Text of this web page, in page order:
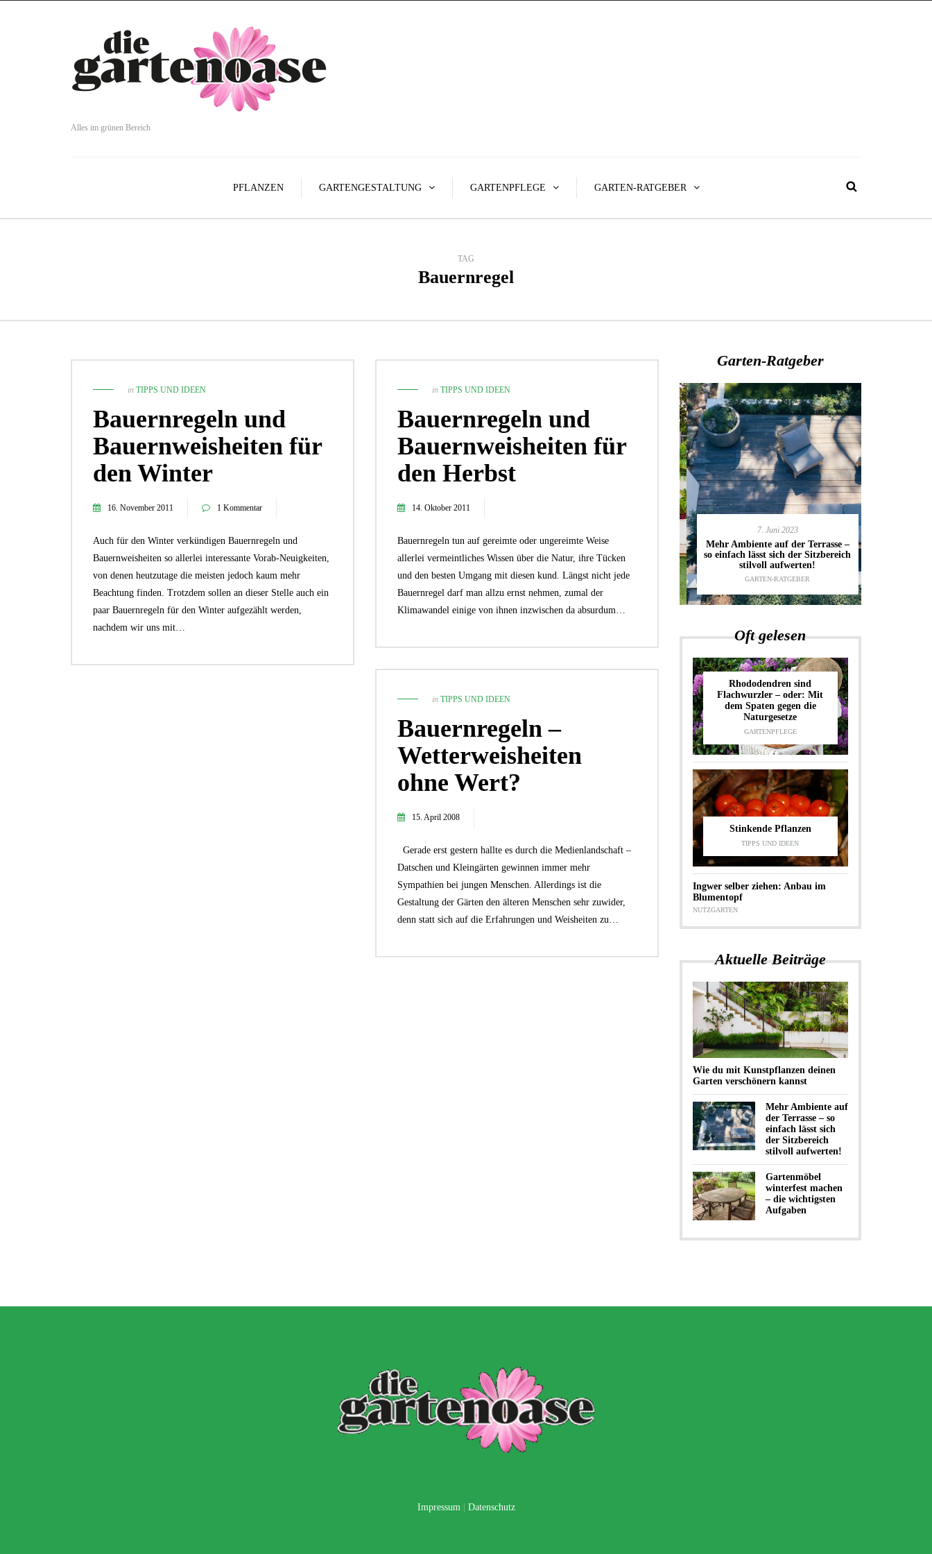
Alles im grünen Bereich
PFLANZEN GARTENGESTALTUNG GARTENPFLEGE GARTEN-RATGEBER
TAG
Bauernregel
in TIPPS UND IDEEN
Bauernregeln und
Bauernweisheiten für
den Winter
16. November 2011 1 Kommentar
Auch für den Winter verkündigen Bauernregeln und
Bauernweisheiten so allerlei interessante Vorab-Neuigkeiten,
von denen heutzutage die meisten jedoch kaum mehr
Beachtung finden. Trotzdem sollen an dieser Stelle auch ein
paar Bauernregeln für den Winter aufgezählt werden,
nachdem wir uns mit…
in TIPPS UND IDEEN
Bauernregeln und
Bauernweisheiten für
den Herbst
14. Oktober 2011
Bauernregeln tun auf gereimte oder ungereimte Weise
allerlei vermeintliches Wissen über die Natur, ihre Tücken
und den besten Umgang mit diesen kund. Längst nicht jede
Bauernregel darf man allzu ernst nehmen, zumal der
Klimawandel einige von ihnen inzwischen da absurdum…
in TIPPS UND IDEEN
Bauernregeln –
Wetterweisheiten
ohne Wert?
15. April 2008
Gerade erst gestern hallte es durch die Medienlandschaft –
Datschen und Kleingärten gewinnen immer mehr
Sympathien bei jungen Menschen. Allerdings ist die
Gestaltung der Gärten den älteren Menschen sehr zuwider,
denn statt sich auf die Erfahrungen und Weisheiten zu…
Garten-Ratgeber
1. November 2021
Die 5 besten Zimmerpflanzen für
TIPPS UND IDEEN
29. April 2019
9 Tipps: So wird die Gartenparty
TIPPS UND IDEEN
Wie du mit Kunstpflanzen deinen
Garten verschönern kannst
GARTEN-RATGEBER,GARTENGESTALTUNG
PFLANZEN,TIPPS UND IDEEN
7. Juni 2023
Mehr Ambiente auf der Terrasse –
so einfach lässt sich der Sitzbereich
stilvoll aufwerten!
GARTEN-RATGEBER
Oft gelesen
Rhododendren sind
Flachwurzler – oder: Mit
dem Spaten gegen die
Naturgesetze
GARTENPFLEGE
Stinkende Pflanzen
TIPPS UND IDEEN
Ingwer selber ziehen: Anbau im
Blumentopf
NUTZGARTEN
Aktuelle Beiträge
Wie du mit Kunstpflanzen deinen
Garten verschönern kannst
Mehr Ambiente auf
der Terrasse – so
einfach lässt sich
der Sitzbereich
stilvoll aufwerten!
Gartenmöbel
winterfest machen
– die wichtigsten
Aufgaben
Impressum Datenschutz